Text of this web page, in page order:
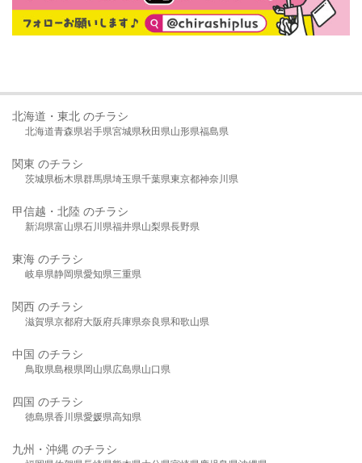
北海道・東北 のチラシ
北海道青森県岩手県宮城県秋田県山形県福島県
関東 のチラシ
茨城県栃木県群馬県埼玉県千葉県東京都神奈川県
甲信越・北陸 のチラシ
新潟県富山県石川県福井県山梨県長野県
東海 のチラシ
岐阜県静岡県愛知県三重県
関西 のチラシ
滋賀県京都府大阪府兵庫県奈良県和歌山県
中国 のチラシ
鳥取県島根県岡山県広島県山口県
四国 のチラシ
徳島県香川県愛媛県高知県
九州・沖縄 のチラシ